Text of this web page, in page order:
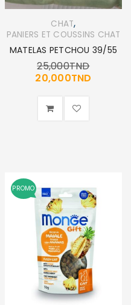
CHAT,
PANIERS ET COUSSINS CHAT
MATELAS PETCHOU 39/55
25,000TND
20,000TND
PROMO